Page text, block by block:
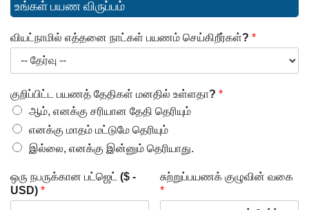
உங்கள் பயண விருப்பம்
வியட்நாமில் எத்தனை நாட்கள் பயணம் செய்கிறீர்கள்? *
குறிப்பிட்ட பயணத் தேதிகள் மனதில் உள்ளதா? *
ஆம், எனக்கு சரியான தேதி தெரியும்
எனக்கு மாதம் மட்டுமே தெரியும்
இல்லை, எனக்கு இன்னும் தெரியாது.
ஒரு நபருக்கான பட்ஜெட் ($ -
USD) *
சுற்றுப்பயணக் குழுவின் வகை
*